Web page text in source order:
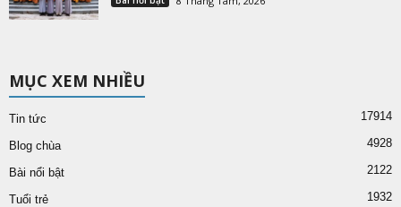
MỤC XEM NHIỀU
Tin tức 17914
Blog chùa 4928
Bài nổi bật 2122
Tuổi trẻ 1932